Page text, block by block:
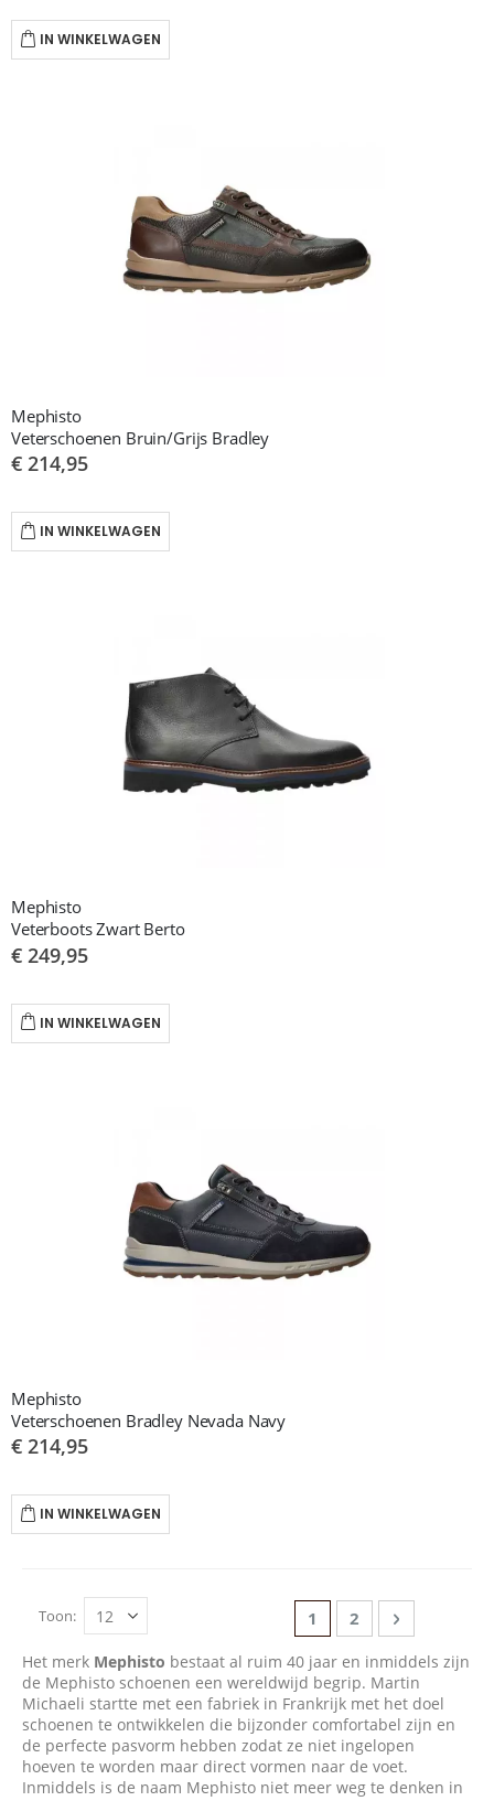
IN WINKELWAGEN
Mephisto
Veterschoenen Bruin/Grijs Bradley
€ 214,95
IN WINKELWAGEN
Mephisto
Veterboots Zwart Berto
€ 249,95
IN WINKELWAGEN
Mephisto
Veterschoenen Bradley Nevada Navy
€ 214,95
IN WINKELWAGEN
Pagina
U lees momenteel
1 Pagina
2 Pagina
Volgende
Toon
Het merk Mephisto bestaat al ruim 40 jaar en inmiddels zijn
de Mephisto schoenen een wereldwijd begrip. Martin
Michaeli startte met een fabriek in Frankrijk met het doel
schoenen te ontwikkelen die bijzonder comfortabel zijn en
de perfecte pasvorm hebben zodat ze niet ingelopen
hoeven te worden maar direct vormen naar de voet.
Inmiddels is de naam Mephisto niet meer weg te denken in